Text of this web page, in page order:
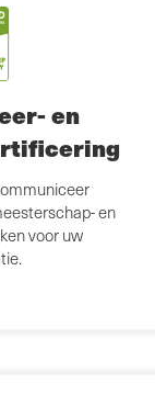
en
en
voor uw